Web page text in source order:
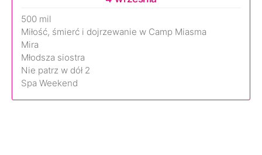
500 mil
Miłość, śmierć i dojrzewanie w Camp Miasma
Mira
Młodsza siostra
Nie patrz w dół 2
Spa Weekend